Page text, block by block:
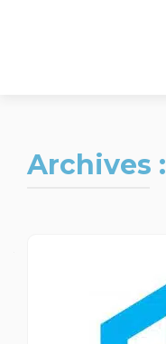
Archives :
articles